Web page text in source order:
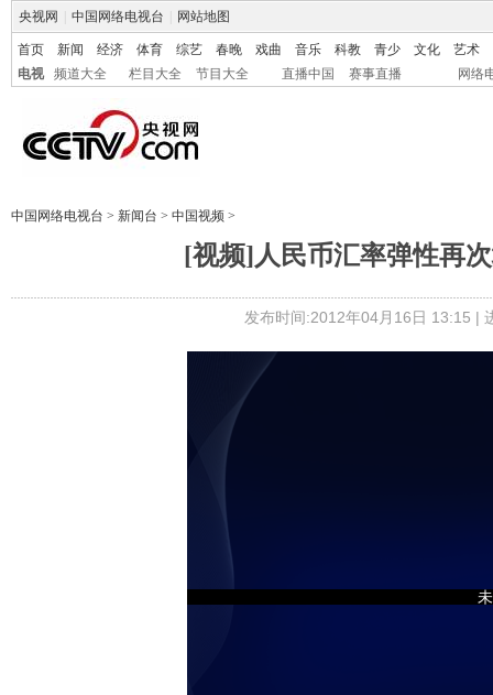
央视网 中国网络电视台 网站地图
首页 新闻 经济 体育 综艺 春晚 戏曲 音乐 科教 青少 文化
艺术
电视
频道大全 栏目大全 节目大全 直播中国 赛事直播 网络
中国网络电视台 > 新闻台 > 中国视频 >
[视频]人民币汇率弹性再
发布时间:2012年04月16日 13:15 |